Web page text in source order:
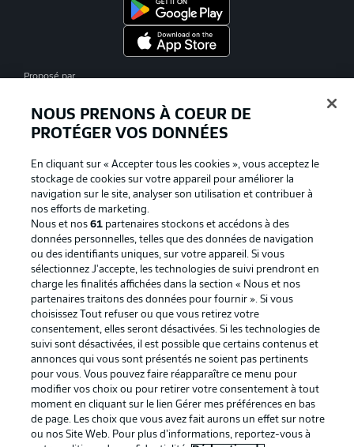
Proposé par
La publicité Conditions d’utilisation des
services
Mentions Légales Gérer mes préférences
Déclaration de
confidentialité
Diffuseurs
Travaux Contact
Joueurs
NOUS PRENONS À COEUR DE
PROTÉGER VOS DONNÉES
En cliquant sur « Accepter tous les cookies », vous acceptez le
stockage de cookies sur votre appareil pour améliorer la
navigation sur le site, analyser son utilisation et contribuer à
nos efforts de marketing.
Nous et nos 61partenaires stockons et accédons à des
données personnelles, telles que des données de navigation
ou des identifiants uniques, sur votre appareil. Si vous
sélectionnez J'accepte, les technologies de suivi prendront en
charge les finalités affichées dans la section « Nous et nos
partenaires traitons des données pour fournir ». Si vous
choisissez Tout refuser ou que vous retirez votre
consentement, elles seront désactivées. Si les technologies de
suivi sont désactivées, il est possible que certains contenus et
annonces qui vous sont présentés ne soient pas pertinents
pour vous. Vous pouvez faire réapparaître ce menu pour
modifier vos choix ou pour retirer votre consentement à tout
moment en cliquant sur le lien Gérer mes préférences en bas
de page. Les choix que vous avez fait aurons un effet sur notre
ou nos Site Web. Pour plus d’informations, reportez-vous à